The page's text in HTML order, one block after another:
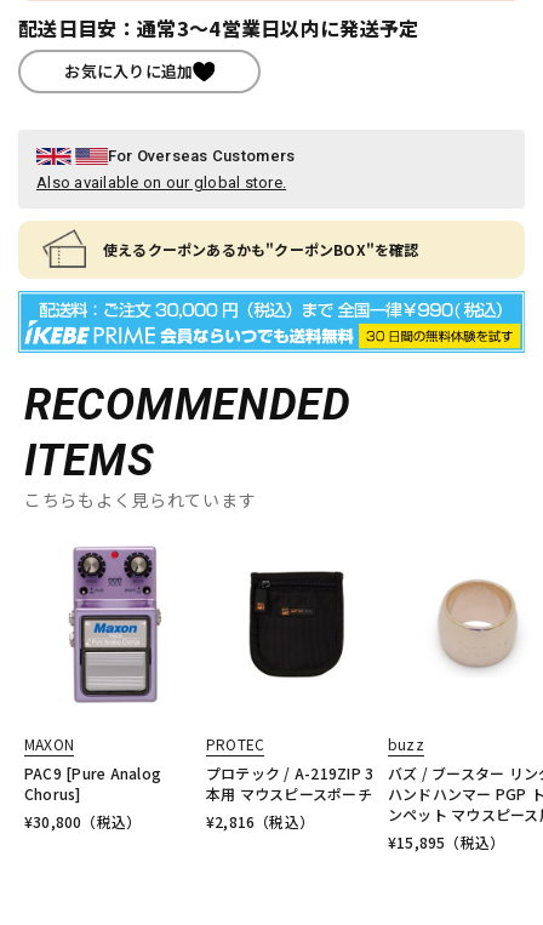
配送日目安：通常3～4営業日以内に発送予定
お気に入りに追加
For Overseas Customers
Also available on our global store.
使えるクーポンあるかも"クーポンBOX"を確認
RECOMMENDED
ITEMS
こちらもよく見られています
MAXON
PAC9 [Pure Analog
Chorus]
¥30,800 （税込）
PROTEC
プロテック / A-219ZIP 3
本用 マウスピースポーチ
¥2,816 （税込）
buzz
バズ / ブースター リン
ハンドハンマー PGP
ンペット マウスピース
¥15,895 （税込）